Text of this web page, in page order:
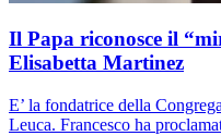
Il Papa riconosce il
Elisabetta Martinez
E’ la fondatrice della
Leuca. Francesco ha